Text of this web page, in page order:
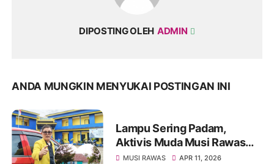
DIPOSTING OLEH ADMIN
ANDA MUNGKIN MENYUKAI POSTINGAN INI
Lampu Sering Padam,
Aktivis Muda Musi Rawas
Desak Evaluasi Kinerja PLN
MUSI RAWAS APR 11, 2026